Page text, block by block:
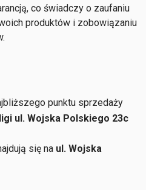
co świadczy o zaufaniu
produktów i zobowiązaniu
punktu sprzedaży
ul. Wojska Polskiego 23c
się na ul. Wojska